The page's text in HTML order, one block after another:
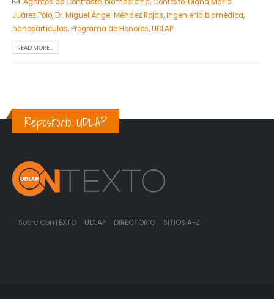
Juárez Polo,Dr. Miguel Ángel Méndez Rojas,ingeniería biomédica,
nanopartículas,Programa de Honores,UDLAP
READ MORE...
Repositorio UDLAP
Sobre ConTEXTO UDLAP DIRECTORIO SITIOS A-Z